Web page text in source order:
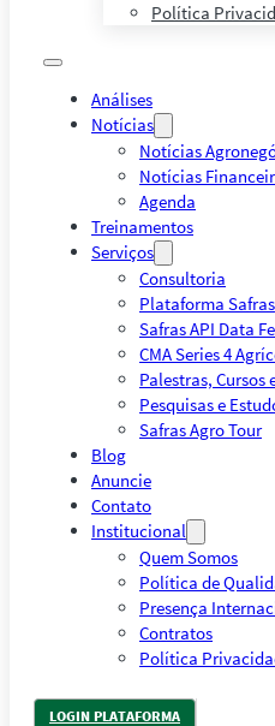
Política
Análises
Notícias
Notícias
Notícias
Agenda
Treinamentos
Serviços
Consultoria
Plataforma Safras
Safras API Data
CMA Series 4
Palestras, Cursos
Pesquisas e
Safras Agro Tour
Blog
Anuncie
Contato
Institucional
Quem Somos
Política de
Presença
Contratos
Política
LOGIN PLATAFORMA